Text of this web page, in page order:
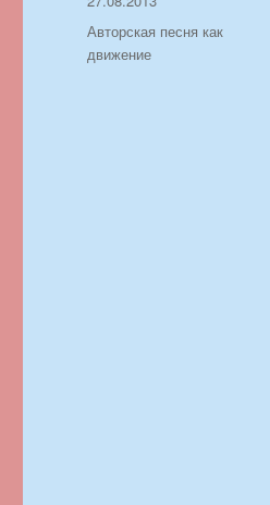
Рубрики
Авторская песня как
движение